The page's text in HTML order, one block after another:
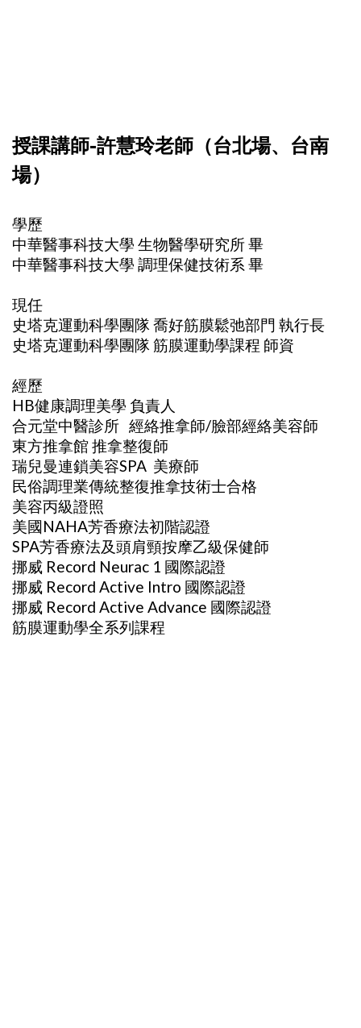
授課講師-許慧玲老師（台北場、台南
場）
學歷
中華醫事科技大學 生物醫學研究所 畢
中華醫事科技大學 調理保健技術系 畢
現任
史塔克運動科學團隊 喬好筋膜鬆弛部門 執行長
史塔克運動科學團隊 筋膜運動學課程 師資
經歷
HB健康調理美學 負責人
合元堂中醫診所 經絡推拿師/臉部經絡美容師
東方推拿館 推拿整復師
瑞兒曼連鎖美容SPA 美療師
民俗調理業傳統整復推拿技術士合格
美容丙級證照
美國NAHA芳香療法初階認證
SPA芳香療法及頭肩頸按摩乙級保健師
挪威 Record Neurac 1 國際認證
挪威 Record Active Intro 國際認證
挪威 Record Active Advance 國際認證
筋膜運動學全系列課程